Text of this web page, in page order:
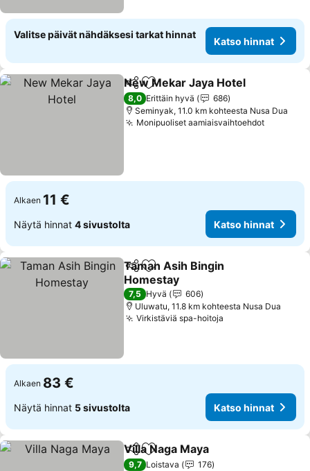
Valitse päivät nähdäksesi tarkat hinnat
Katso hinnat
Jaa Lisää suosikkeihin
New Mekar Jaya Hotel
8,0 Erittäin hyvä
686
Seminyak, 11.0 km kohteesta Nusa Dua
Monipuoliset aamiaisvaihtoehdot
Alkaen 11 €
Näytä hinnat 4 sivustolta Katso hinnat
Jaa Lisää suosikkeihin
Taman Asih Bingin
Homestay
7,5 Hyvä
606
Uluwatu, 11.8 km kohteesta Nusa Dua
Virkistäviä spa-hoitoja
Alkaen 83 €
Näytä hinnat 5 sivustolta Katso hinnat
Jaa Lisää suosikkeihin
Villa Naga Maya
9,7 Loistava
176